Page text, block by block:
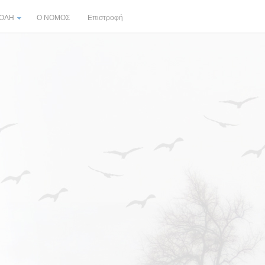
Ο ΝΟΜΟΣ Επιστροφή